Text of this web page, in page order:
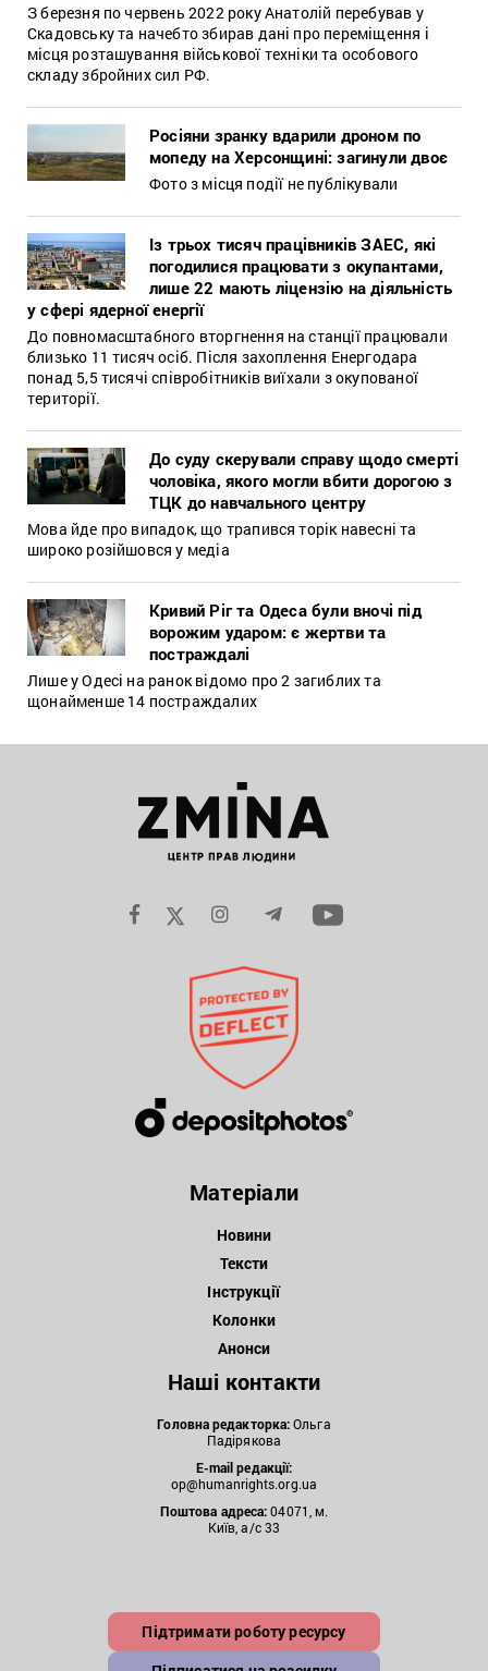
З березня по червень 2022 року Анатолій перебував у
Скадовську та начебто збирав дані про переміщення і
місця розташування військової техніки та особового
складу збройних сил РФ.
Росіяни зранку вдарили дроном по
мопеду на Херсонщині: загинули двоє
Фото з місця події не публікували
Із трьох тисяч працівників ЗАЕС, які
погодилися працювати з окупантами,
лише 22 мають ліцензію на діяльність
у сфері ядерної енергії
До повномасштабного вторгнення на станції працювали
близько 11 тисяч осіб. Після захоплення Енергодара
понад 5,5 тисячі співробітників виїхали з окупованої
території.
До суду скерували справу щодо смерті
чоловіка, якого могли вбити дорогою з
ТЦК до навчального центру
Мова йде про випадок, що трапився торік навесні та
широко розійшовся у медіа
Кривий Ріг та Одеса були вночі під
ворожим ударом: є жертви та
постраждалі
Лише у Одесі на ранок відомо про 2 загиблих та
щонайменше 14 постраждалих
Матеріали
Новини
Тексти
Інструкції
Колонки
Анонси
Наші контакти
Головна редакторка:Ольга
Падірякова
E-mail редакції:
op@humanrights.org.ua
Поштова адреса:04071, м.
Київ, а/с 33
Підтримати роботу ресурсу